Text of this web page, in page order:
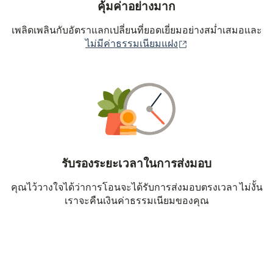
คุ้มค่าอย่างมาก
เพลิดเพลินกับอัตราแลกเปลี่ยนที่ยอดเยี่ยมอย่างสม่ำเสมอและ
ไม่มีค่าธรรมเนียมแฝง
รับรองระยะเวลาในการส่งมอบ
คุณไว้วางใจได้ว่าการโอนจะได้รับการส่งมอบตรงเวลา ไม่งั้น
เราจะคืนเงินค่าธรรมเนียมของคุณ